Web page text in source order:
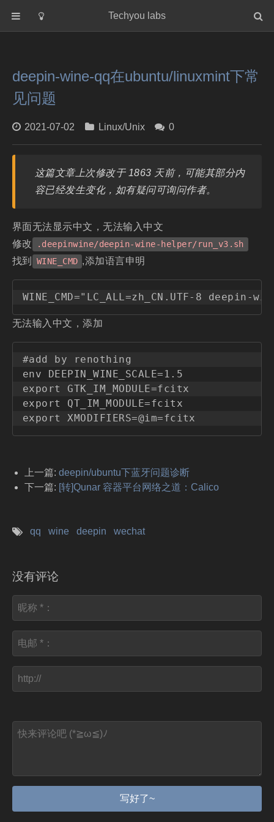
Techyou labs
Default
Linux/Unix
Database
Cloud
Security
关于作者
deepin-wine-qq在ubuntu/linuxmint下常
见问题
2021-07-02 Linux/Unix 0
这篇文章上次修改于 1863 天前，可能其部分内
容已经发生变化，如有疑问可询问作者。
界面无法显示中文，无法输入中文
修改
.deepinwine/deepin-wine-helper/run_v3.sh
找到 WINE_CMD ,添加语言申明
无法输入中文，添加
#add by renothing
env DEEPIN_WINE_SCALE=1.5
export GTK_IM_MODULE=fcitx
export QT_IM_MODULE=fcitx
上一篇: deepin/ubuntu下蓝牙问题诊断
下一篇: [转]Qunar 容器平台网络之道：Calico
qq wine deepin wechat
没有评论
写好了~